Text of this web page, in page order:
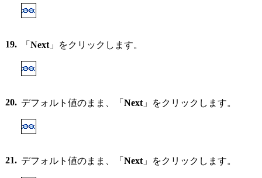
19. 「 Next 」をクリックします。
20. デフォルト値のまま、「 Next 」をクリックします。
21. デフォルト値のまま、「 Next 」をクリックします。